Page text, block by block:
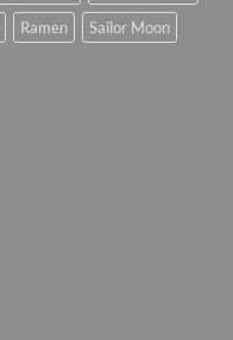
Ramen
Sailor Moon